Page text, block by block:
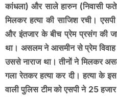
कांधला) और साले हारुन (निवासी
मिलकर हत्या की साजिश रची।
और इंतजार के बीच प्रेम प्रसंग की
था। असलम ने आसमीन से प्रेम विवाह
उससे नाराज था। तीनों ने मिलकर
गला रेतकर हत्या कर दी। हत्या के
वाली पुलिस टीम को एसपी ने 25